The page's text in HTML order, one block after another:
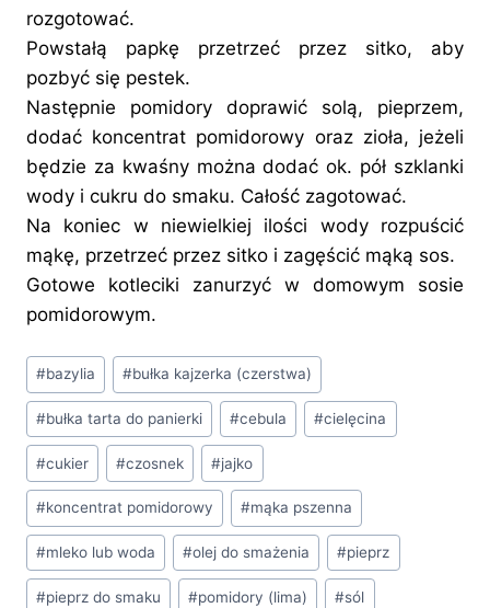
rozgotować.
Powstałą papkę przetrzeć przez sitko, aby
pozbyć się pestek.
Następnie pomidory doprawić solą, pieprzem,
dodać koncentrat pomidorowy oraz zioła, jeżeli
będzie za kwaśny można dodać ok. pół szklanki
wody i cukru do smaku. Całość zagotować.
Na koniec w niewielkiej ilości wody rozpuścić
mąkę, przetrzeć przez sitko i zagęścić mąką sos.
Gotowe kotleciki zanurzyć w domowym sosie
pomidorowym.
Tagi
wpisu:
#bazylia #bułka kajzerka (czerstwa)
#bułka tarta do panierki #cebula #cielęcina
#cukier #czosnek #jajko
#koncentrat pomidorowy #mąka pszenna
#mleko lub woda #olej do smażenia #pieprz
#pieprz do smaku #pomidory (lima) #sól